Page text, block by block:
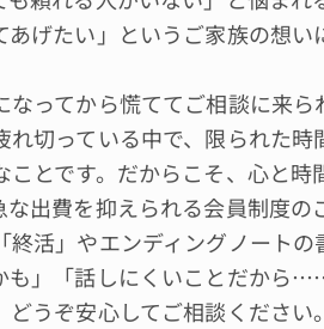
あげたい」というご家族の想
ってから慌ててご相談に来
れ切っている中で、限られた
ことです。だからこそ、心と
な出費を抑えられる会員制度
終活」やエンディングノート
も」「話しにくいことだから
うぞ安心してご相談ください。